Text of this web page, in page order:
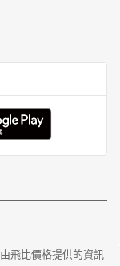
由飛比價格提供的資訊